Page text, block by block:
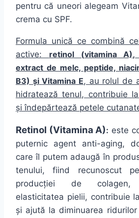
pentru că uneori alegeam
crema cu SPF.
Formula unică ce combină
active: retinol (vitaminaA),
extract de melc, peptide,
B3) și Vitamina E, au rolul de
hidratează tenul, contribuie la
și îndepărtează petele
Retinol (Vitamina A): este
puternic agent anti-aging,
careîl putem adaugă în
tenului, fiind recunoscut
producției de
elasticitatea pielii, contribuie la
și ajută la diminuarea